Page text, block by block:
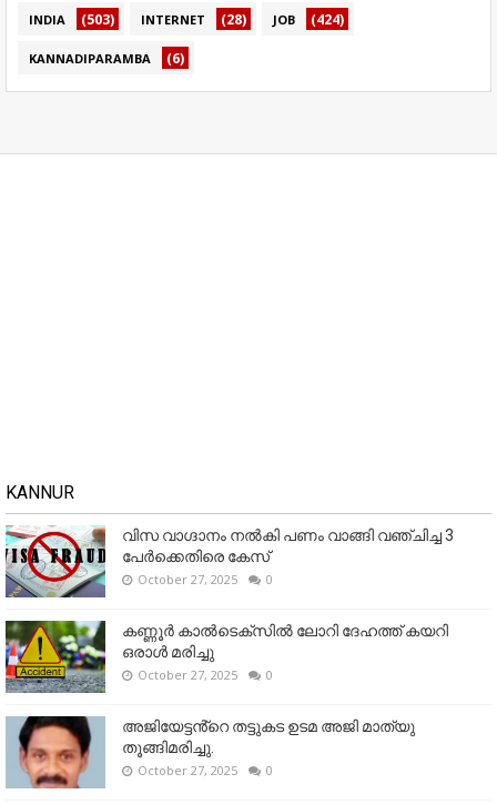
INDIA (503) INTERNET (28) JOB (424)
KANNADIPARAMBA (6)
KANNUR
വിസ വാഗ്ദാനം നൽകി പണം വാങ്ങി വഞ്ചിച്ച 3
പേർക്കെതിരെ കേസ്
October 27, 2025 0
കണ്ണൂര്‍ കാല്‍ടെക്‌സില്‍ ലോറി ദേഹത്ത് കയറി
ഒരാള്‍ മരിച്ചു
October 27, 2025 0
അജിയേട്ടൻ്റെ തട്ടുകട ഉടമ അജി മാത്യു
തൂങ്ങിമരിച്ചു.
October 27, 2025 0